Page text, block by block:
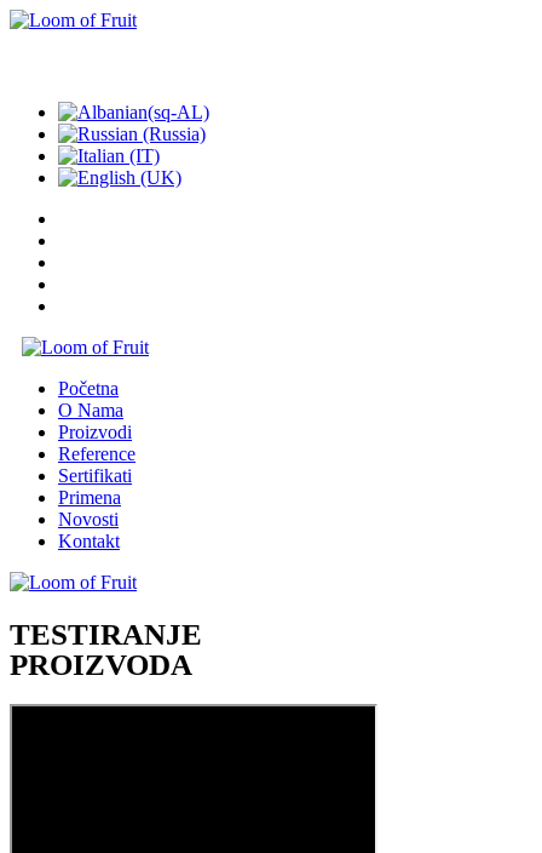
Početna
O Nama
Proizvodi
Reference
Sertifikati
Primena
Novosti
Kontakt
TESTIRANJE
PROIZVODA